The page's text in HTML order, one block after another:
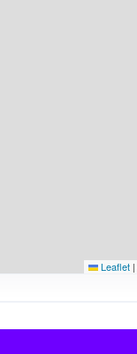
Leaflet |